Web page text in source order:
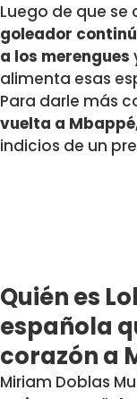
Luego de que
goleador
a los merengues
alimenta esas
Para darle más
vuelta a
indicios de un
Quién es
española
corazón a
Miriam Doblas